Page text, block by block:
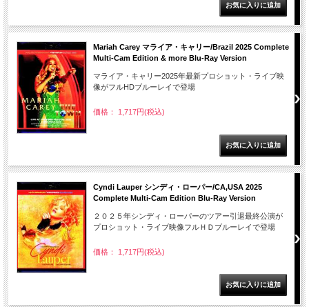
Mariah Carey マライア・キャリー/Brazil 2025 Complete
Multi-Cam Edition & more Blu-Ray Version
マライア・キャリー2025年最新プロショット・ライブ映
像がフルHDブルーレイで登場
価格： 1,717円(税込)
Cyndi Lauper シンディ・ローパー/CA,USA 2025
Complete Multi-Cam Edition Blu-Ray Version
２０２５年シンディ・ローパーのツアー引退最終公演が
プロショット・ライブ映像フルＨＤブルーレイで登場
価格： 1,717円(税込)